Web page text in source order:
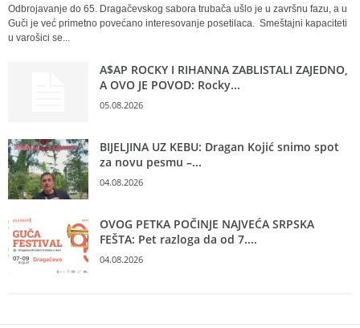
Odbrojavanje do 65. Dragačevskog sabora trubača ušlo je u završnu fazu, a u
Guči je već primetno povećano interesovanje posetilaca. Smeštajni kapaciteti
u varošici se...
A$AP ROCKY I RIHANNA ZABLISTALI ZAJEDNO,
A OVO JE POVOD: Rocky...
05.08.2026
BIJELJINA UZ KEBU: Dragan Kojić snimo spot
za novu pesmu –...
04.08.2026
OVOG PETKA POČINJE NAJVEĆA SRPSKA
FEŠTA: Pet razloga da od 7....
04.08.2026